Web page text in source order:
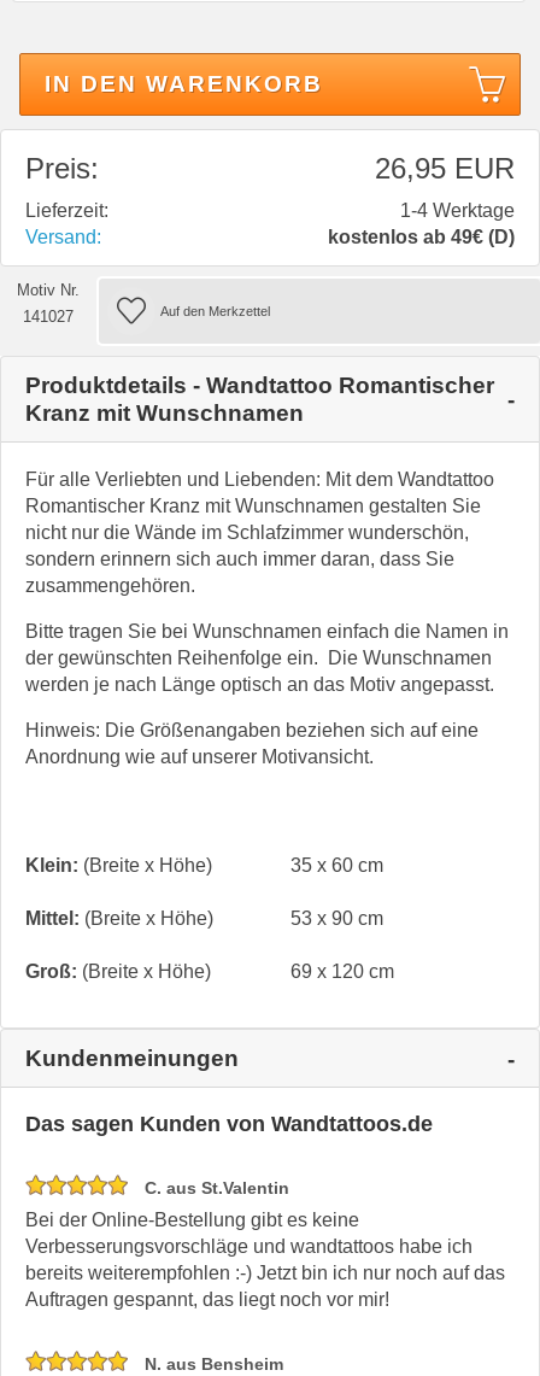
IN DEN WARENKORB
Preis: 26,95 EUR
Lieferzeit:
1-4 Werktage
Versand:
kostenlos ab 49€ (D)
Motiv Nr.
141027
Produktdetails - Wandtattoo Romantischer
Kranz mit Wunschnamen
Für alle Verliebten und Liebenden: Mit dem Wandtattoo
Romantischer Kranz mit Wunschnamen gestalten Sie
nicht nur die Wände im Schlafzimmer wunderschön,
sondern erinnern sich auch immer daran, dass Sie
zusammengehören.
Bitte tragen Sie bei Wunschnamen einfach die Namen in
der gewünschten Reihenfolge ein. Die Wunschnamen
werden je nach Länge optisch an das Motiv angepasst.
Hinweis: Die Größenangaben beziehen sich auf eine
Anordnung wie auf unserer Motivansicht.
Klein: (Breite x Höhe) 35 x 60 cm
Mittel: (Breite x Höhe) 53 x 90 cm
Groß: (Breite x Höhe) 69 x 120 cm
Kundenmeinungen
Das sagen Kunden von Wandtattoos.de
C. aus St.Valentin
Bei der Online-Bestellung gibt es keine
Verbesserungsvorschläge und wandtattoos habe ich
bereits weiterempfohlen :-) Jetzt bin ich nur noch auf das
Auftragen gespannt, das liegt noch vor mir!
N. aus Bensheim